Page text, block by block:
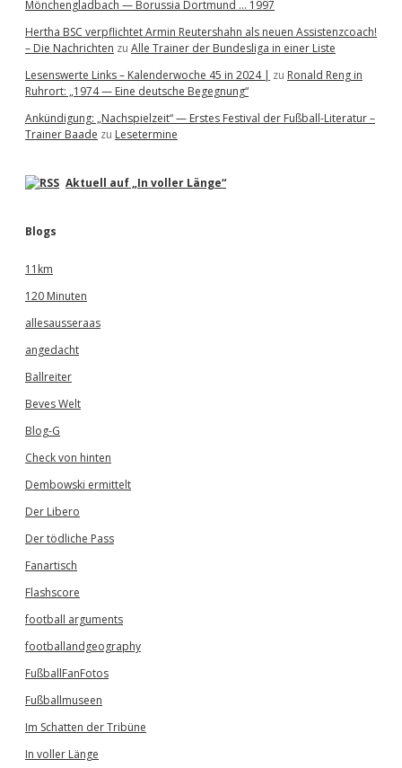
Mönchengladbach — Borussia Dortmund … 1997
Hertha BSC verpflichtet Armin Reutershahn als neuen Assistenzcoach!
– Die Nachrichten zu Alle Trainer der Bundesliga in einer Liste
Lesenswerte Links – Kalenderwoche 45 in 2024 | zu Ronald Reng in
Ruhrort: „1974 — Eine deutsche Begegnung“
Ankündigung: „Nachspielzeit“ — Erstes Festival der Fußball-Literatur –
Trainer Baade zu Lesetermine
Aktuell auf „In voller Länge“
Blogs
11km
120 Minuten
allesausseraas
angedacht
Ballreiter
Beves Welt
Blog-G
Check von hinten
Dembowski ermittelt
Der Libero
Der tödliche Pass
Fanartisch
Flashscore
football arguments
footballandgeography
FußballFanFotos
Fußballmuseen
Im Schatten der Tribüne
In voller Länge